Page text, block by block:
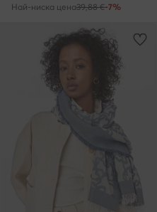
Най-ниска цена39,88 €-7%